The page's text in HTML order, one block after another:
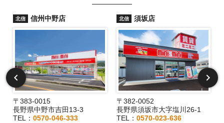
北信 信州中野店
〒383-0015
長野県中野市吉田13-3
TEL： 0570-046-333
北信 須坂店
〒382-0052
長野県須坂市大字塩川26-1
TEL：0570-023-636